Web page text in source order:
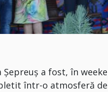
Șepreuș a fost, în
într-o atmosferă de